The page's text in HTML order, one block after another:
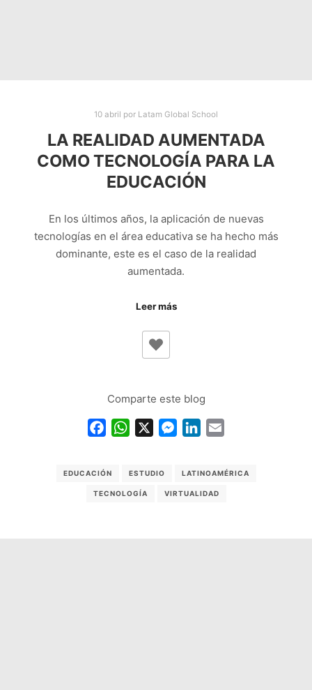
10 abril por Latam Global School
LA REALIDAD AUMENTADA
COMO TECNOLOGÍA PARA LA
EDUCACIÓN
En los últimos años, la aplicación de nuevas
tecnologías en el área educativa se ha hecho más
dominante, este es el caso de la realidad
aumentada.
Leer más
Comparte este blog
FacebookWhatsApp Messenger
LinkedIn
EDUCACIÓN ESTUDIO LATINOAMÉRICA
TECNOLOGÍA VIRTUALIDAD